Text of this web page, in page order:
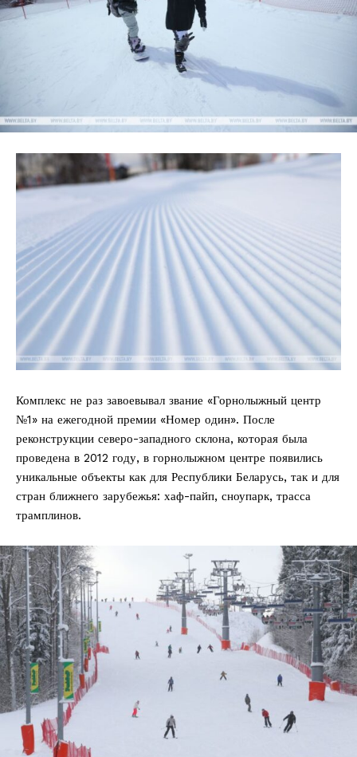
Комплекс не раз завоевывал звание «Горнолыжный центр
№1» на ежегодной премии «Номер один». После
реконструкции северо-западного склона, которая была
проведена в 2012 году, в горнолыжном центре появились
уникальные объекты как для Республики Беларусь, так и для
стран ближнего зарубежья: хаф-пайп, сноупарк, трасса
трамплинов.